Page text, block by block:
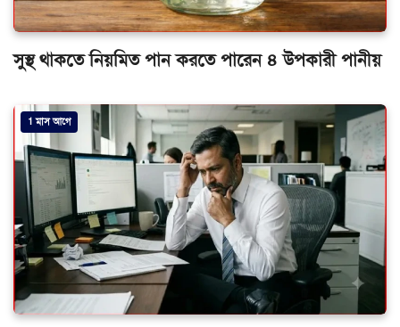
সুস্থ থাকতে নিয়মিত পান করতে পারেন ৪ উপকারী পানীয়
1 মাস আগে